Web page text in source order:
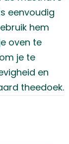
eenvoudig
hem
oven te
je te
en
theedoek.